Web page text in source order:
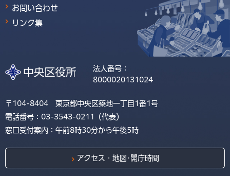
お問い合わせ
リンク集
法人番号：
8000020131024
〒104-8404 東京都中央区築地一丁目1番1号
電話番号：03-3543-0211（代表）
窓口受付案内：午前8時30分から午後5時
アクセス・地図･開庁時間